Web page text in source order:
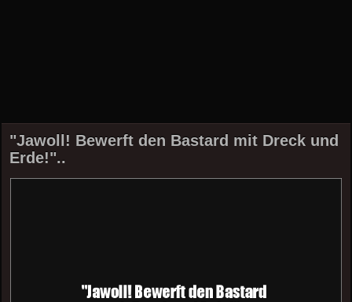
"Jawoll! Bewerft den Bastard mit Dreck und
Erde!"..